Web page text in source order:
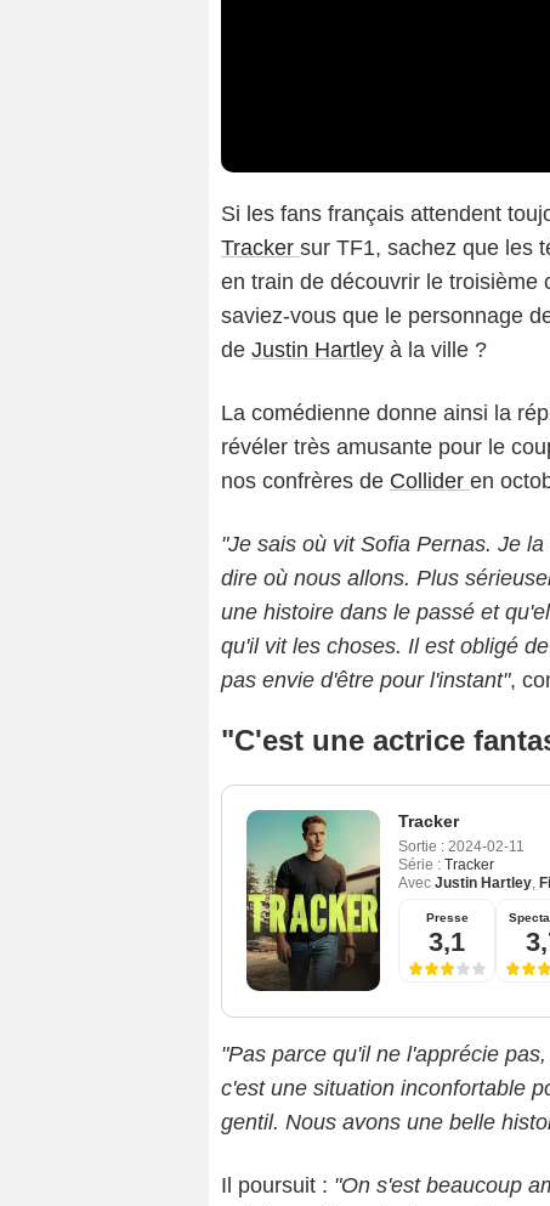
Si les fans français attendent
Tracker sur TF1, sachez que les
en train de découvrir le troisième
saviez-vous que le personnage
de Justin Hartley à la ville ?
La comédienne donne ainsi la
révéler très amusante pour le
nos confrères de Collider en
"Je sais où vit Sofia Pernas. Je
dire où nous allons. Plus
une histoire dans le passé et
qu'il vit les choses. Il est obligé
pas envie d'être pour l'instant",
"C'est une actrice
Tracker
Sortie : 2024-02-11
Série : Tracker
Avec Justin Hartley,
Presse
3,1
"Pas parce qu'il ne l'apprécie
c'est une situation inconfortable
gentil. Nous avons une belle
Il poursuit : "On s'est beaucoup